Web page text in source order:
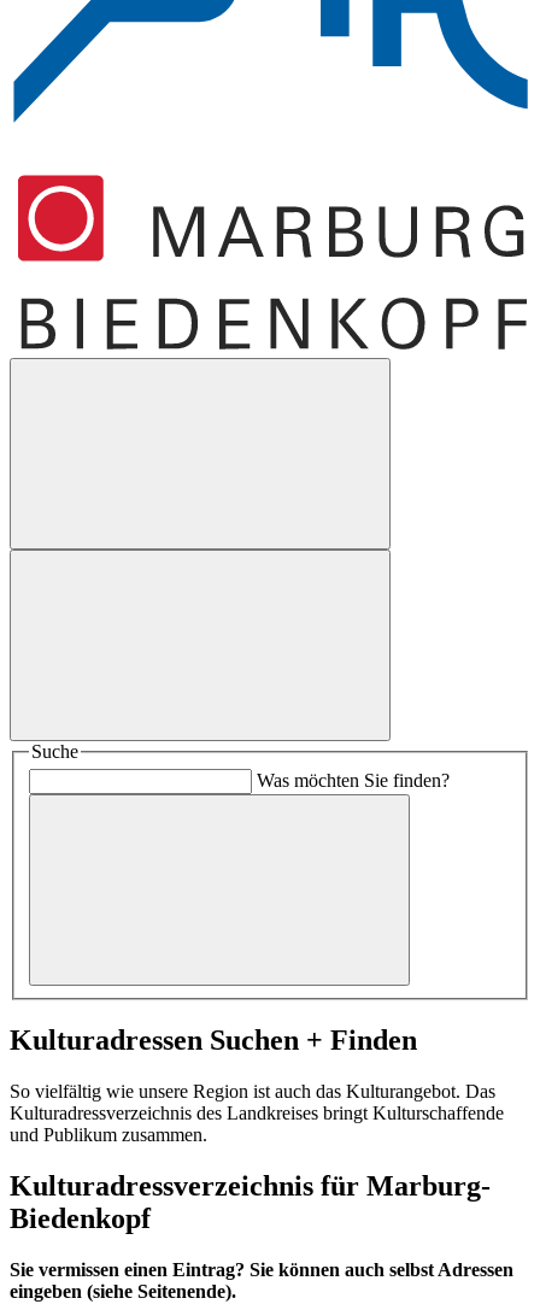
Suche
Was möchten Sie finden?
Kulturadressen Suchen + Finden
So vielfältig wie unsere Region ist auch das Kulturangebot. Das
Kulturadressverzeichnis des Landkreises bringt Kulturschaffende
und Publikum zusammen.
Kulturadressverzeichnis für Marburg-
Biedenkopf
Sie vermissen einen Eintrag? Sie können auch selbst Adressen
eingeben (siehe Seitenende).